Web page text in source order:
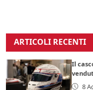
ARTICOLI RECENTI
Il
8